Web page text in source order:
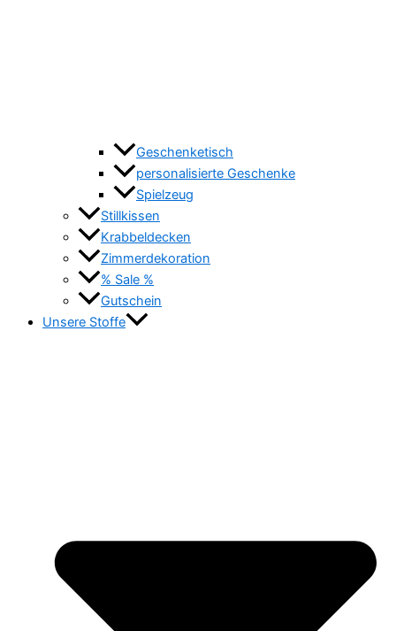
Geschenketisch
personalisierte Geschenke
Spielzeug
Stillkissen
Krabbeldecken
Zimmerdekoration
% Sale %
Gutschein
Unsere Stoffe